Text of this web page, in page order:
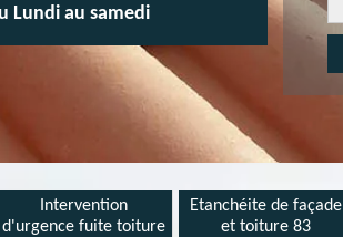
Lundi au samedi
Intervention
d'urgence fuite toiture
Etanchéite de façade
et toiture 83